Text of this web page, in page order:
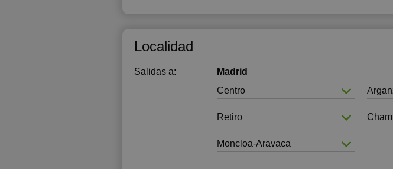
Localidad
Salidas a:
Madrid
Centro
Retiro
Moncloa-Aravaca
18:30
19:00